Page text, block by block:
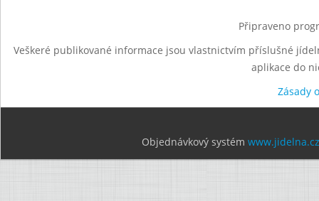
Připraveno
Veškeré publikované informace jsou vlastnictvím příslušné
aplikace do
Zásady
Objednávkový systém www.jidelna.cz